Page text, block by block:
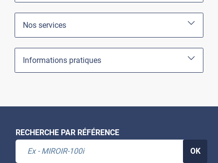
Nos services
Informations pratiques
RECHERCHE PAR RÉFÉRENCE
OK